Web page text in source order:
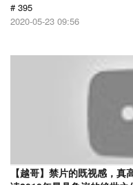
# 395
2020-05-23 09:56
【越哥】禁片的既视感，